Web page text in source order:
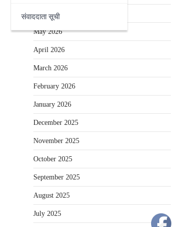
संवाददाता सूची
June 2026
May 2026
April 2026
March 2026
February 2026
January 2026
December 2025
November 2025
October 2025
September 2025
August 2025
July 2025